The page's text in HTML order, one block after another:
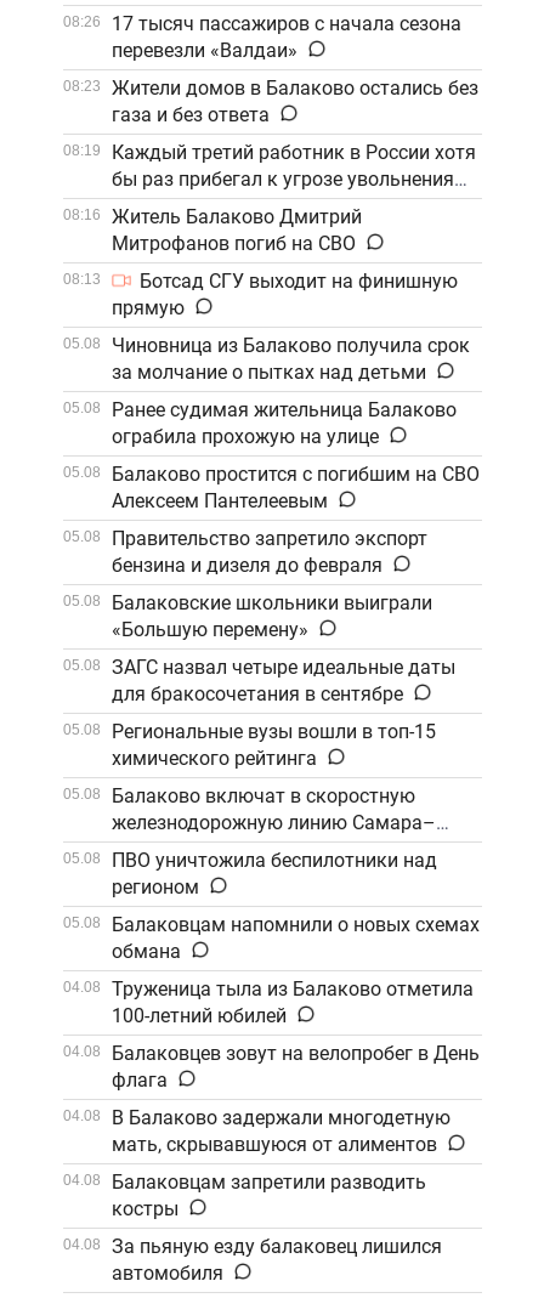
08:26
17 тысяч пассажиров с начала сезона
перевезли «Валдаи»
08:23
Жители домов в Балаково остались без
газа и без ответа
08:19
Каждый третий работник в России хотя
бы раз прибегал к угрозе увольнения
08:16
Житель Балаково Дмитрий
Митрофанов погиб на СВО
08:13
Ботсад СГУ выходит на финишную
прямую
05.08
Чиновница из Балаково получила срок
за молчание о пытках над детьми
05.08
Ранее судимая жительница Балаково
ограбила прохожую на улице
05.08
Балаково простится с погибшим на СВО
Алексеем Пантелеевым
05.08
Правительство запретило экспорт
бензина и дизеля до февраля
05.08
Балаковские школьники выиграли
«Большую перемену»
05.08
ЗАГС назвал четыре идеальные даты
для бракосочетания в сентябре
05.08
Региональные вузы вошли в топ-15
химического рейтинга
05.08
Балаково включат в скоростную
железнодорожную линию Самара–
Саратов
05.08
ПВО уничтожила беспилотники над
регионом
05.08
Балаковцам напомнили о новых схемах
обмана
04.08
Труженица тыла из Балаково отметила
100-летний юбилей
04.08
Балаковцев зовут на велопробег в День
флага
04.08
В Балаково задержали многодетную
мать, скрывавшуюся от алиментов
04.08
Балаковцам запретили разводить
костры
04.08
За пьяную езду балаковец лишился
автомобиля